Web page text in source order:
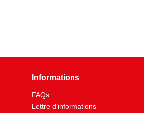
Informations
FAQs
Lettre d’informations